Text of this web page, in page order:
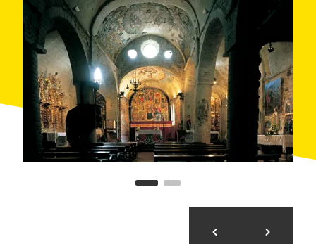
lentament dins una caldera atiada pels deixebles de
Llucifer.
Altres decoracions interessants de l'església són els
retaules del segle XV, en els quals es representen
escenes de la vida de la Mare de Déu. L'edificació ha
estat declaradaBé Cultural d'Interès Nacional.
L'església és oberta matí i tarda en temporada alta,
d'hivern i estiu, però la resta de l'any cal concertar les
visites amb elMuseu Etnològic de Vielha